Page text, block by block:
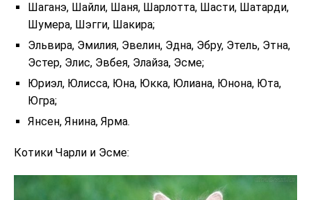
Шаганэ, Шайли, Шаня, Шарлотта, Шасти, Шатарди,
Шумера, Шэгги, Шакира;
Эльвира, Эмилия, Эвелин, Эдна, Эбру, Этель, Этна,
Эстер, Элис, Эвбея, Элайза, Эсме;
Юриэл, Юлисса, Юна, Юкка, Юлиана, Юнона, Юта,
Югра;
Янсен, Янина, Ярма.
Котики Чарли и Эсме: